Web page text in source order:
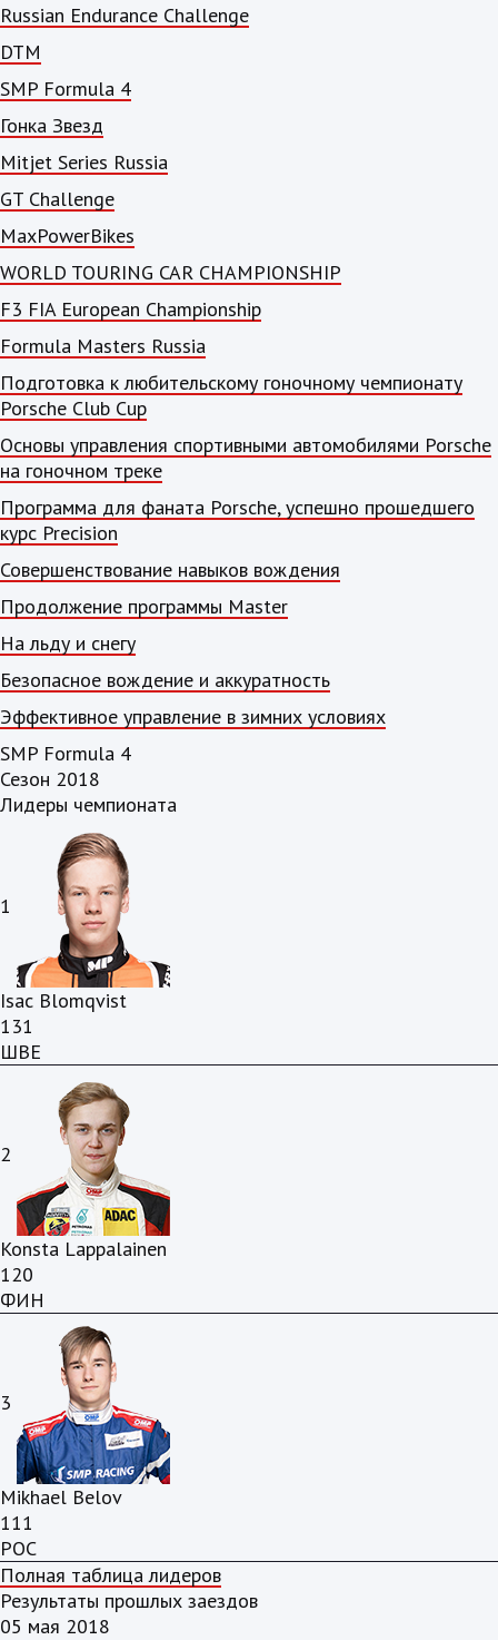
Russian Endurance Challenge
DTM
SMP Formula 4
Гонка Звезд
Mitjet Series Russia
GT Challenge
MaxPowerBikes
WORLD TOURING CAR CHAMPIONSHIP
F3 FIA European Championship
Formula Masters Russia
Подготовка к любительскому гоночному чемпионату
Porsche Club Cup
Основы управления спортивными автомобилями Porsche
на гоночном треке
Программа для фаната Porsche, успешно прошедшего
курс Precision
Совершенствование навыков вождения
Продолжение программы Master
На льду и снегу
Безопасное вождение и аккуратность
Эффективное управление в зимних условиях
SMP Formula 4
Сезон 2018
Лидеры чемпионата
1
Isac Blomqvist
131
ШВЕ
2
Konsta Lappalainen
120
ФИН
3
Mikhael Belov
111
РОС
Полная таблица лидеров
Результаты прошлых заездов
05 мая 2018